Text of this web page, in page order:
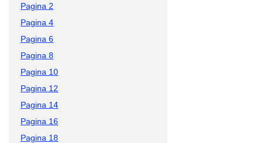
Pagina 2
Pagina 4
Pagina 6
Pagina 8
Pagina 10
Pagina 12
Pagina 14
Pagina 16
Pagina 18